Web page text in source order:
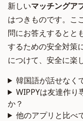
新しいマッチングア
はつきものです。こ
問にお答えするとと
するための安全対策
につけて、安全に楽
韓国語が話せなく
WIPPYは友達作り
か？
他のアプリと比べ